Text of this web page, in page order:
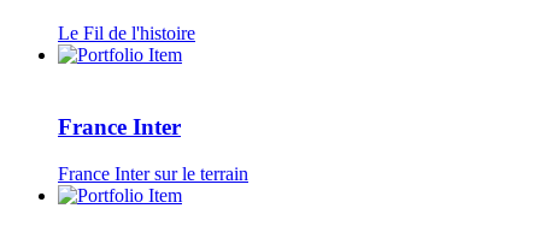
Le Fil de l'histoire
France Inter
France Inter sur le terrain